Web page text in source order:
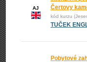
AJ
Čertovy
kód kurzu
TUČEK
Pobytové